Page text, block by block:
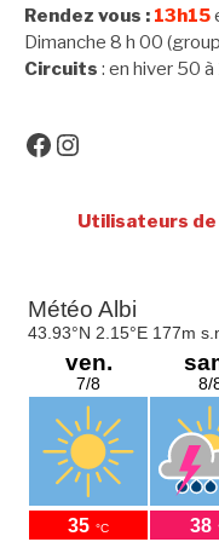
Rendez vous : 13h15
Dimanche 8 h 00
Circuits : en hiver 50
Facebook
Instagram
Utilisateurs de